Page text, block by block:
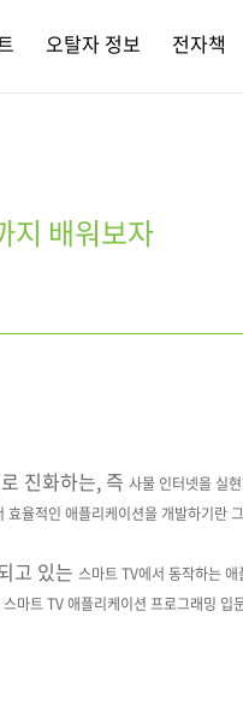
오탈자 정보 전자책
지 배워보자
진화하는, 즉 사물 인터넷을 실
율적인 애플리케이션을 개발하기란
고 있는 스마트 TV에서 동작하는
스마트 TV 애플리케이션 프로그래밍 입